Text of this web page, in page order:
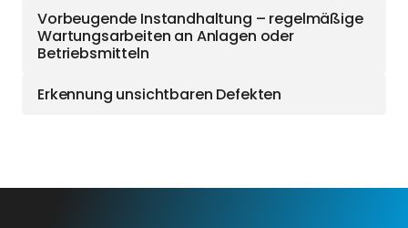
Vorbeugende Instandhaltung – regelmäßige
Wartungsarbeiten an Anlagen oder
Betriebsmitteln
Erkennung unsichtbaren Defekten